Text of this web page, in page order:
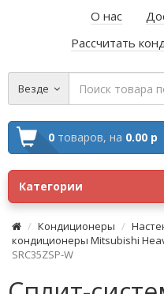
О нас
Рассчитать
Везде
0 товаров, на 0.00 р
Категории
Кондиционеры
кондиционеры Mitsubishi
SRC35ZSP-W